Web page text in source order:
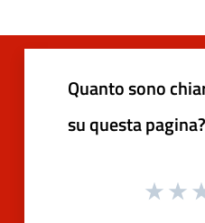
Quanto sono
su questa pagina?